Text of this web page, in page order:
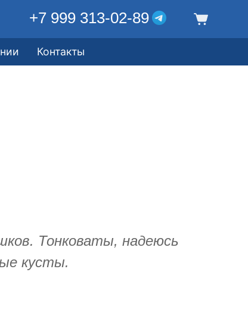
+7 999 313-02-89
Контакты
Тонковаты, надеюсь
кусты.